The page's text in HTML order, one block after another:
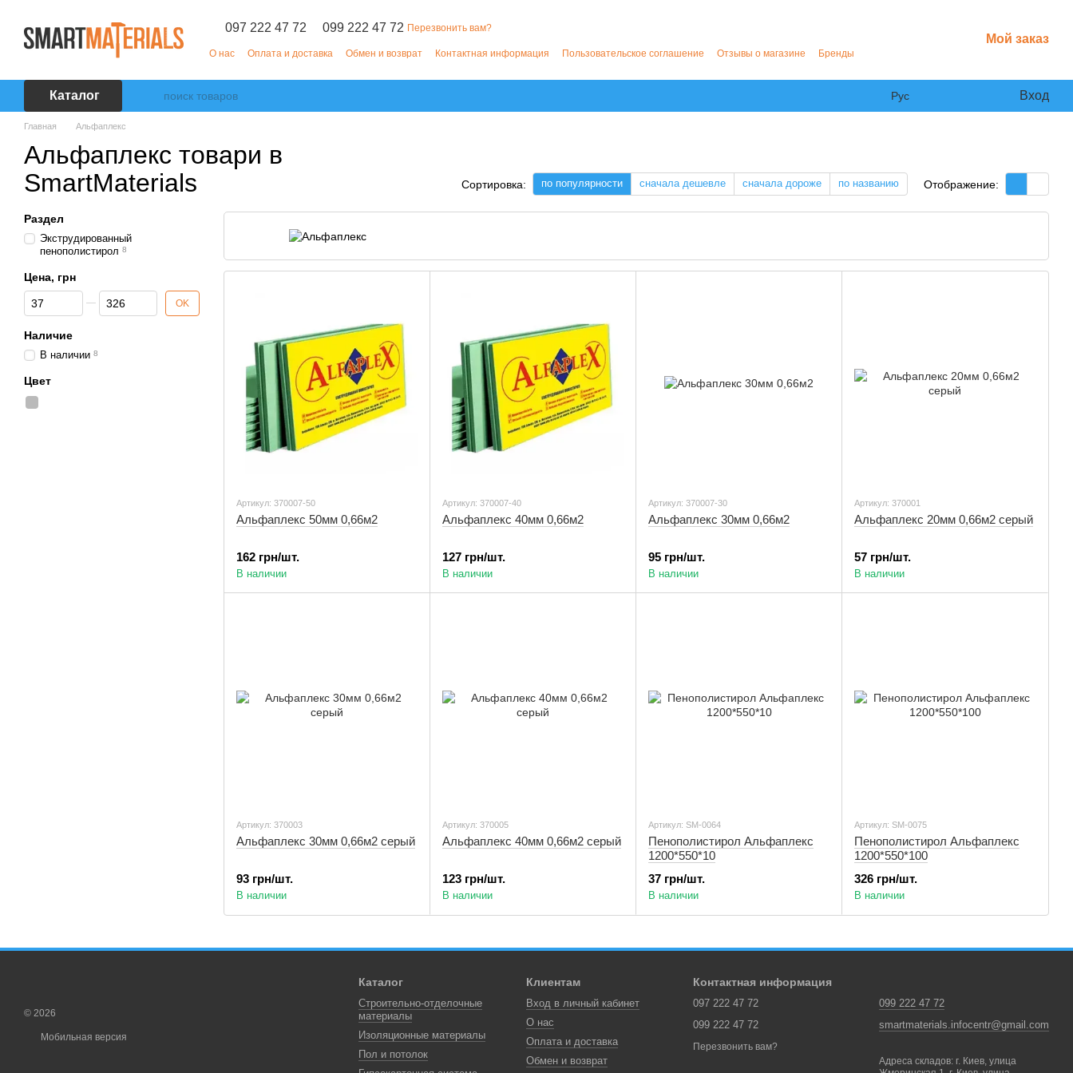
097 222 47 72 099 222 47 72 Перезвонить вам?
О нас Оплата и доставка Обмен и возврат Контактная информация Пользовательское соглашение Отзывы о магазине Бренды
Мой заказ
Каталог Рус Вход
Главная Альфаплекс
Альфаплекс товари в
SmartMaterials
Сортировка: по популярности сначала дешевле сначала дороже по названию Отображение:
Артикул: 370007-50
Альфаплекс 50мм 0,66м2
162 грн/шт.
В наличии
Артикул: 370007-40
Альфаплекс 40мм 0,66м2
127 грн/шт.
В наличии
Артикул: 370007-30
Альфаплекс 30мм 0,66м2
95 грн/шт.
В наличии
Артикул: 370001
Альфаплекс 20мм 0,66м2 серый
57 грн/шт.
В наличии
Артикул: 370003
Альфаплекс 30мм 0,66м2 серый
93 грн/шт.
В наличии
Артикул: 370005
Альфаплекс 40мм 0,66м2 серый
123 грн/шт.
В наличии
Артикул: SM-0064
Пенополистирол Альфаплекс
1200*550*10
37 грн/шт.
В наличии
Артикул: SM-0075
Пенополистирол Альфаплекс
1200*550*100
326 грн/шт.
В наличии
Раздел
Экструдированный
пенополистирол 8
Цена, грн
От Цена, грн
До Цена, грн OK
Наличие
В наличии 8
Цвет
© 2026
Мобильная версия
Каталог
Строительно-отделочные
материалы
Изоляционные материалы
Пол и потолок
Клиентам
Вход в личный кабинет
О нас
Оплата и доставка
Обмен и возврат
Контактная информация
097 222 47 72
099 222 47 72
Перезвонить вам?
099 222 47 72
smartmaterials.infocentr@gmail.com
Адреса складов: г. Киев, улица